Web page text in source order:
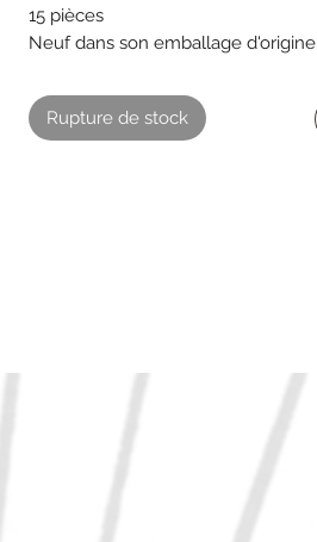
15 pièces
Neuf dans son emballage d'origine
Rupture de stock